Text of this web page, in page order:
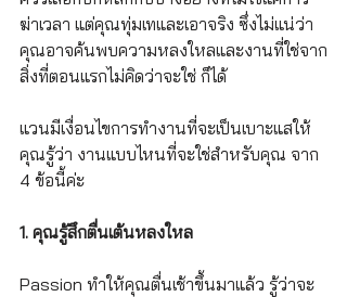
ฆ่าเวลา แต่คุณทุ่มเทและเอาจริง ซึ่งไม่แน่ว่า
คุณอาจค้นพบความหลงใหลและงานที่ใช่จาก
สิ่งที่ตอนแรกไม่คิดว่าจะใช่ ก็ได้
แวนมีเงื่อนไขการทำงานที่จะเป็นเบาะแสให้
คุณรู้ว่า งานแบบไหนที่จะใช่สำหรับคุณ จาก
4 ข้อนี้ค่ะ
1. คุณรู้สึกตื่นเต้นหลงใหล
Passion ทำให้คุณตื่นเช้าขึ้นมาแล้ว รู้ว่าจะ